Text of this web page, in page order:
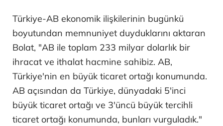
Türkiye-AB ekonomik ilişkilerinin bugünkü
boyutundan memnuniyet duyduklarını aktaran
Bolat, "AB ile toplam 233 milyar dolarlık bir
ihracat ve ithalat hacmine sahibiz. AB,
Türkiye'nin en büyük ticaret ortağı konumunda.
AB açısından da Türkiye, dünyadaki 5'inci
büyük ticaret ortağı ve 3'üncü büyük tercihli
ticaret ortağı konumunda, bunları vurguladık."